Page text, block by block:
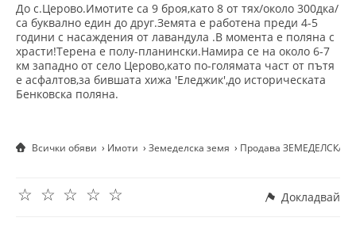
До с.Церово.Имотите са 9 броя,като 8 от тях/около 300дка/
са буквално един до друг.Земята е работена преди 4-5
години с насаждения от лавандула .В момента е поляна с
храсти!Терена е полу-планински.Намира се на около 6-7
км западно от село Церово,като по-голямата част от пътя
е асфалтов,за бившата хижа 'Еледжик',до историческата
Бенковска поляна.
Всички обяви Имоти Земеделска земя Продава ЗЕМЕДЕЛСКА
☆
☆
☆
☆
☆ Докладвай